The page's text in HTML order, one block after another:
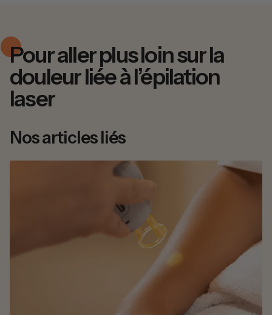
Pour aller plus loin sur la
douleur liée à l’épilation
laser
Nos articles liés